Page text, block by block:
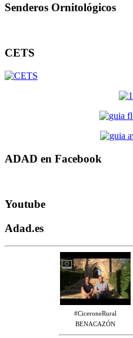
Senderos Ornitológicos
CETS
ADAD en Facebook
Youtube
Adad.es
#CiceroneRural
BENACAZÓN